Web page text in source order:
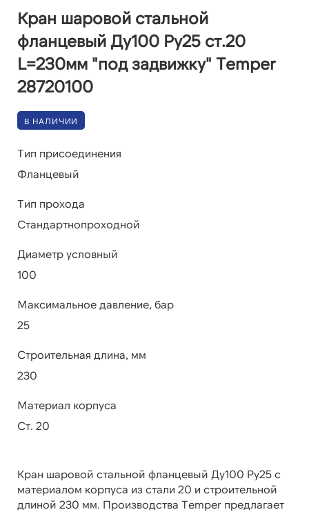
Кран шаровой стальной
фланцевый Ду100 Ру25 ст.20
L=230мм "под задвижку" Temper
28720100
В НАЛИЧИИ
Тип присоединения
Фланцевый
Тип прохода
Стандартнопроходной
Диаметр условный
100
Максимальное давление, бар
25
Строительная длина, мм
230
Материал корпуса
Ст. 20
Кран шаровой стальной фланцевый Ду100 Ру25 с
материалом корпуса из стали 20 и строительной
длиной 230 мм. Производства Temper предлагает